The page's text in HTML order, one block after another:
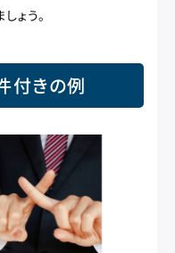
ょう。
付きの例